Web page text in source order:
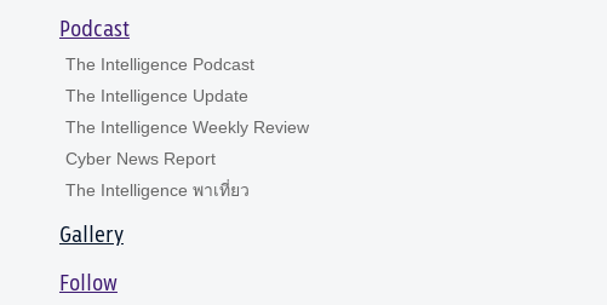
Podcast
The Intelligence Podcast
The Intelligence Update
The Intelligence Weekly Review
Cyber News Report
The Intelligence พาเที่ยว
Gallery
Follow